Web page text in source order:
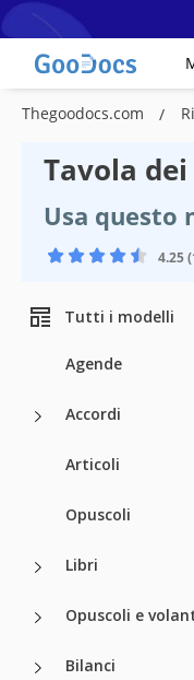
Thegoodocs.com
Tavola
Usa questo
4.25
Tutti i modelli
Agende
Accordi
Articoli
Opuscoli
Libri
Opuscoli e
Bilanci